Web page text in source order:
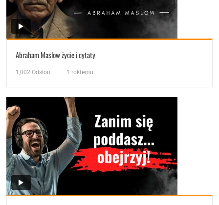
Abraham Maslow życie i cytaty
1,002 Odsłon 1 roktemu